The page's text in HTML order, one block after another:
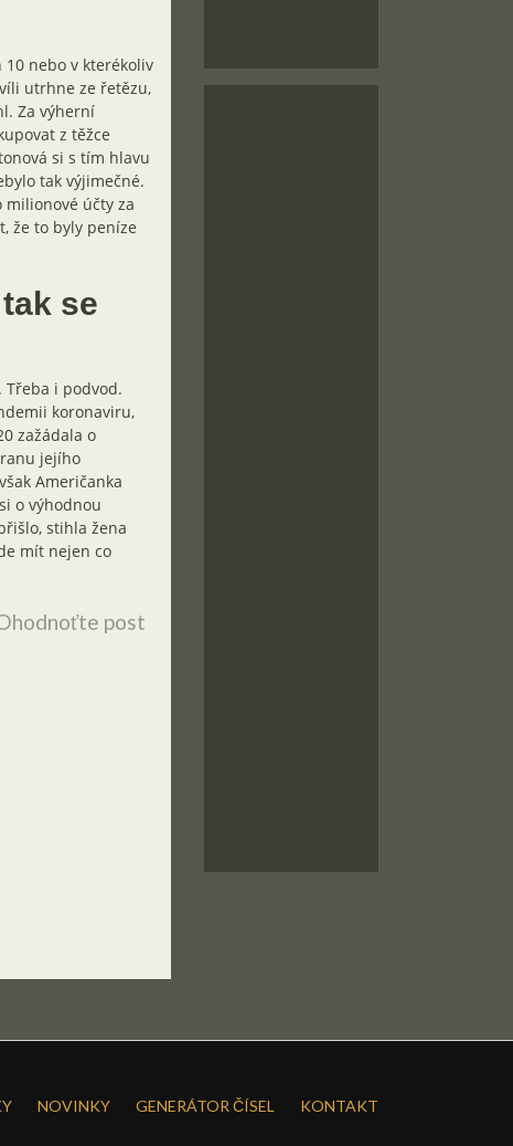
10 nebo v kterékoliv
utrhne ze řetězu,
Za výherní
z těžce
si s tím hlavu
tak výjimečné.
milionové účty za
že to byly peníze
se
i podvod.
koronaviru,
zažádala o
jejího
Američanka
o výhodnou
stihla žena
mít nejen co
post
NOVINKY GENERÁTOR ČÍSEL
KONTAKT